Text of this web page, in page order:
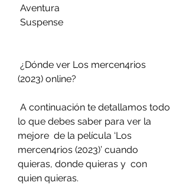
Aventura
Suspense
(2023) online?
lo que debes saber para ver la
mejore  de la película ‘Los
mercen4rios (2023)’ cuando
quieras, donde quieras y  con
quien quieras.